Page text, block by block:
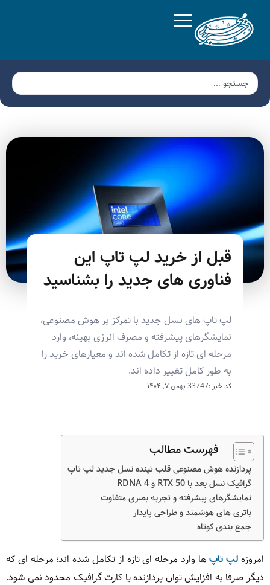
قبل از خرید لپ تاپ این
فناوری های جدید را بشناسید
لپ تاپ های نسل جدید با تمرکز بر هوش مصنوعی،
نمایشگرهای پیشرفته و مصرف انرژی بهینه، وارد
مرحله ای تازه از تکامل شده اند و معیارهای خرید را
به طور کامل تغییر داده اند.
کد خبر :33747 بهمن ۷, ۱۴۰۴
فهرست مطالب
پردازنده هوش مصنوعی قلب تپنده نسل جدید لپ تاپ
گرافیک نسل بعد با RTX 50 و RDNA 4
نمایشگرهای پیشرفته و تجربه بصری متفاوت
باتری های هوشمند و طراحی پایدار
جمع بندی کوتاه
امروزهلپ تاپها وارد مرحله ای تازه از تکامل شده اند؛ مرحله ای که
دیگر صرفا به افزایش توان پردازنده یا کارت گرافیک محدود نمی شود.